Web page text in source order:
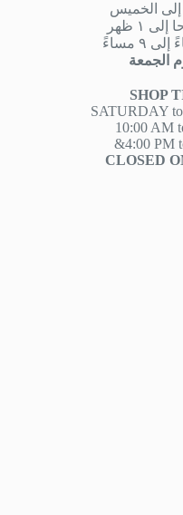
الخميس
الجمعة
SHOP
SATURDAY
10:00 AM
&4:00 PM
CLOSED